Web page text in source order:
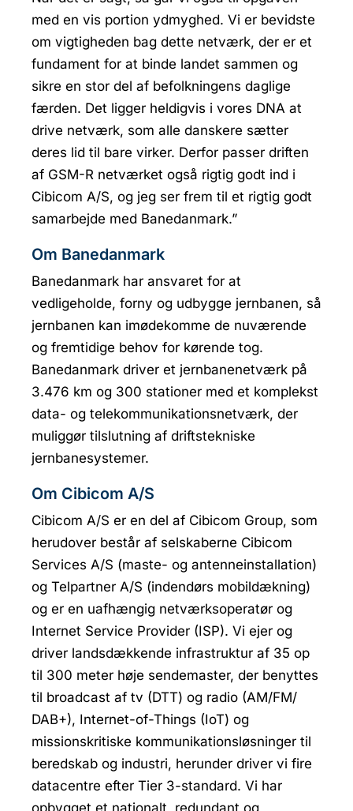
med en vis portion ydmyghed. Vi er bevidste
om vigtigheden bag dette netværk, der er et
fundament for at binde landet sammen og
sikre en stor del af befolkningens daglige
færden. Det ligger heldigvis i vores DNA at
drive netværk, som alle danskere sætter
deres lid til bare virker. Derfor passer driften
af GSM-R netværket også rigtig godt ind i
Cibicom A/S, og jeg ser frem til et rigtig godt
samarbejde med Banedanmark.”
Om Banedanmark
Banedanmark har ansvaret for at
vedligeholde, forny og udbygge jernbanen, så
jernbanen kan imødekomme de nuværende
og fremtidige behov for kørende tog.
Banedanmark driver et jernbanenetværk på
3.476 km og 300 stationer med et komplekst
data- og telekommunikationsnetværk, der
muliggør tilslutning af driftstekniske
jernbanesystemer.
Om Cibicom A/S
Cibicom A/S er en del af Cibicom Group, som
herudover består af selskaberne Cibicom
Services A/S (maste- og antenneinstallation)
og Telpartner A/S (indendørs mobildækning)
og er en uafhængig netværksoperatør og
Internet Service Provider (ISP). Vi ejer og
driver landsdækkende infrastruktur af 35 op
til 300 meter høje sendemaster, der benyttes
til broadcast af tv (DTT) og radio (AM/FM/
DAB+), Internet-of-Things (IoT) og
missionskritiske kommunikationsløsninger til
beredskab og industri, herunder driver vi fire
datacentre efter Tier 3-standard. Vi har